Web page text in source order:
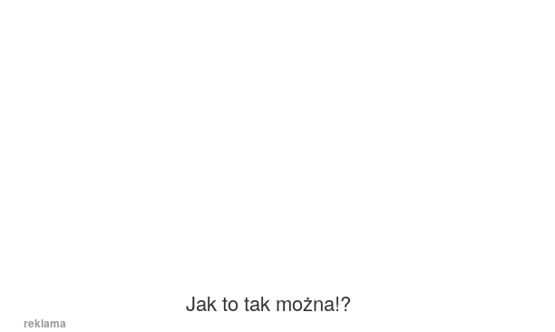
Jak to tak można!?
reklama